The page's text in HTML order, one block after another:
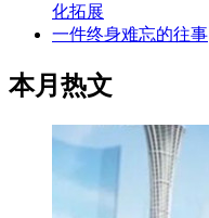
化拓展
一件终身难忘的往事
本月热文